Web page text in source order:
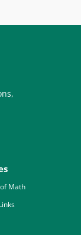
Math